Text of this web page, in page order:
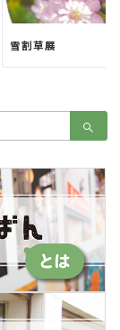
雪割草展